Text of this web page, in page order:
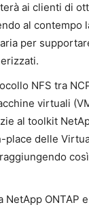
ai clienti di
al contempo
per
NFS tra
virtuali
al toolkit
delle
ONTAP